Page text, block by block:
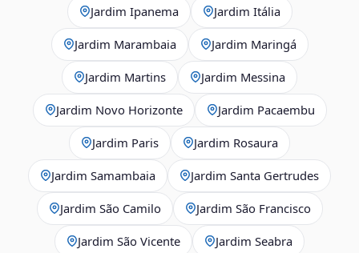
Jardim Ipanema Jardim Itália
Jardim Marambaia Jardim Maringá
Jardim Martins Jardim Messina
Jardim Novo Horizonte Jardim Pacaembu
Jardim Paris Jardim Rosaura
Jardim Samambaia Jardim Santa Gertrudes
Jardim São Camilo Jardim São Francisco
Jardim São Vicente Jardim Seabra